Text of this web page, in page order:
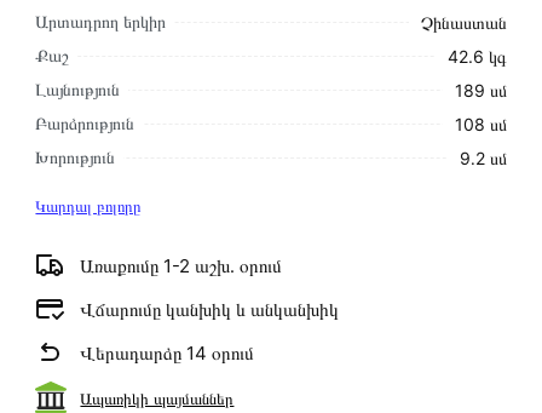
Արտադրող երկիր
Չինաստան
Քաշ
42.6 կգ
Լայնություն
189 սմ
Բարձրություն
108 սմ
Խորություն
9․2 սմ
Կարդալ բոլորը
Առաքումը 1-2 աշխ․ օրում
Վճարումը կանխիկ և անկանխիկ
Վերադարձը 14 օրում
Ապառիկի պայմաններ